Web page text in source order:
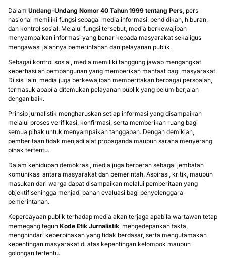
Dalam Undang-Undang Nomor 40 Tahun 1999 tentang Pers , pers
nasional memiliki fungsi sebagai media informasi, pendidikan, hiburan,
dan kontrol sosial. Melalui fungsi tersebut, media berkewajiban
menyampaikan informasi yang benar kepada masyarakat sekaligus
mengawasi jalannya pemerintahan dan pelayanan publik.
Sebagai kontrol sosial, media memiliki tanggung jawab mengangkat
keberhasilan pembangunan yang memberikan manfaat bagi masyarakat.
Di sisi lain, media juga berkewajiban memberitakan berbagai persoalan,
termasuk apabila ditemukan pelayanan publik yang belum berjalan
dengan baik.
Prinsip jurnalistik mengharuskan setiap informasi yang disampaikan
melalui proses verifikasi, konfirmasi, serta memberikan ruang bagi
semua pihak untuk menyampaikan tanggapan. Dengan demikian,
pemberitaan tidak menjadi alat propaganda maupun sarana menyerang
pihak tertentu.
Dalam kehidupan demokrasi, media juga berperan sebagai jembatan
komunikasi antara masyarakat dan pemerintah. Aspirasi, kritik, maupun
masukan dari warga dapat disampaikan melalui pemberitaan yang
objektif sehingga menjadi bahan evaluasi bagi penyelenggara
pemerintahan.
Kepercayaan publik terhadap media akan terjaga apabila wartawan tetap
memegang teguh Kode Etik Jurnalistik , mengedepankan fakta,
menghindari keberpihakan yang tidak berdasar, serta mengutamakan
kepentingan masyarakat di atas kepentingan kelompok maupun
golongan tertentu.